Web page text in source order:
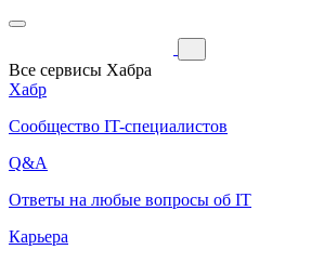
Все сервисы Хабра
Хабр
Сообщество IT-специалистов
Q&A
Ответы на любые вопросы об IT
Карьера